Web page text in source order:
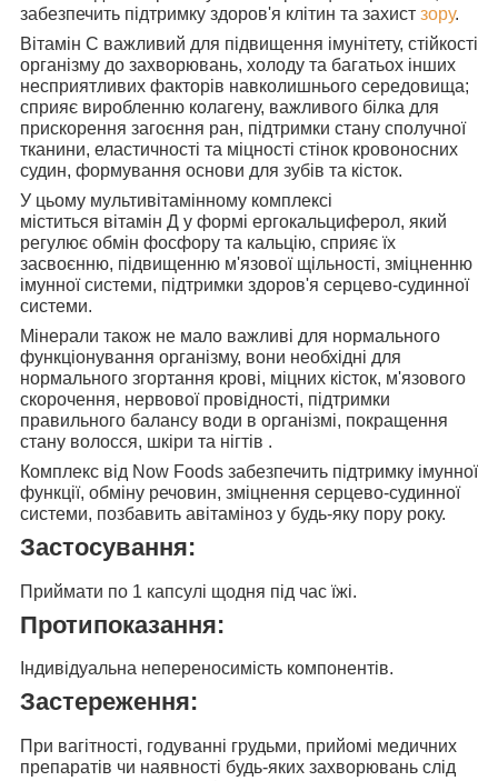
забезпечить підтримку здоров'я клітин та захист зору.
Вітамін С важливий для підвищення імунітету, стійкості
організму до захворювань, холоду та багатьох інших
несприятливих факторів навколишнього середовища;
сприяє виробленню колагену, важливого білка для
прискорення загоєння ран, підтримки стану сполучної
тканини, еластичності та міцності стінок кровоносних
судин, формування основи для зубів та кісток.
У цьому мультивітамінному комплексі
міститься вітамін Д у формі ергокальциферол, який
регулює обмін фосфору та кальцію, сприяє їх
засвоєнню, підвищенню м'язової щільності, зміцненню
імунної системи, підтримки здоров'я серцево-судинної
системи.
Мінерали також не мало важливі для нормального
функціонування організму, вони необхідні для
нормального згортання крові, міцних кісток, м'язового
скорочення, нервової провідності, підтримки
правильного балансу води в організмі, покращення
стану волосся, шкіри та нігтів .
Комплекс від Now Foods забезпечить підтримку імунної
функції, обміну речовин, зміцнення серцево-судинної
системи, позбавить авітаміноз у будь-яку пору року.
Застосування:
Приймати по 1 капсулі щодня під час їжі.
Протипоказання:
Індивідуальна непереносимість компонентів.
Застереження:
При вагітності, годуванні грудьми, прийомі медичних
препаратів чи наявності будь-яких захворювань слід